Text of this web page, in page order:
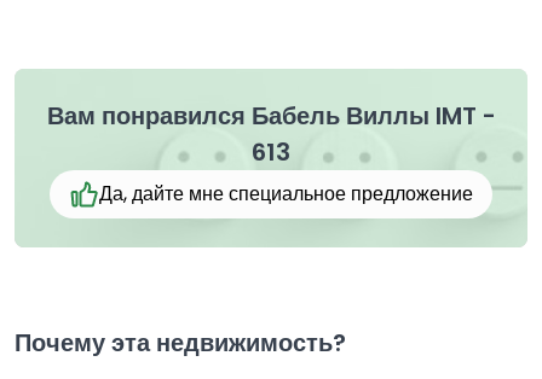
Вам понравился Бабель Виллы IMT -
613
Да, дайте мне специальное предложение
Почему эта недвижимость?